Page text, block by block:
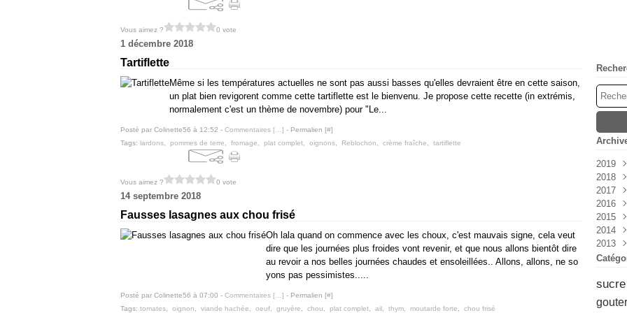
Vous aimez ? 0 vote
1 décembre 2018
Tartiflette
Même si les températures actuelles ne sont pas aussi basses qu'elles devraient être en cette saison,
un plat bien revigorent comme cette tartiflette est le bienvenu. Je propose cette recette (in extrémis,
normalement c'est un thème de novembre) pour "Le...
Posté par Colinette56 à 12:52 - Commentaires [ ] - Permalien [#]
Tags: lardons pommes de terre fromage plat complet oignons Reblochon crème fraîche tartiflette
Vous aimez ? 0 vote
14 septembre 2018
Fausses lasagnes aux chou frisé
Oh lala quand on commence avec les choux, c'est mauvais signe, cela veut
dire que les journées plus froides vont revenir, et que nous allons bientôt dire
au revoir a nos belles journées chaudes et ensoleillées.. Allons, allons, ne so
yons pas pessimistes.....
Posté par Colinette56 à 07:00 - Commentaires [ ] - Permalien [#]
Tags: tomates oignon viande hachée oeuf gruyère chou plat complet ail thym moutarde forte chou frisé
2019
Avril
Mars
2018
Août
Juin
Mai
Avril
2017
Mai
Avril
Mars
2016
Juin
Mai
2015
Juin
2014
Août
2013
gouter